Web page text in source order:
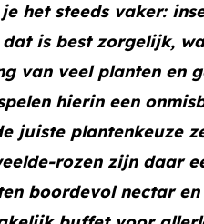
het steeds vaker:
dat is best zorgelijk,
van veel planten en
hierin een
juiste plantenkeuze
rozen zijn daar
boordevol nectar